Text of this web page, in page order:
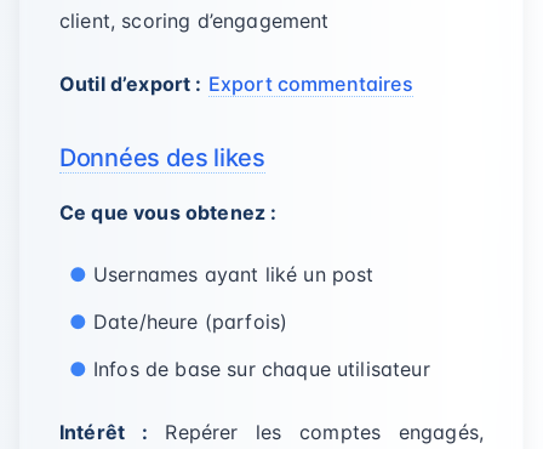
client, scoring d’engagement
Outil d’export : Export commentaires
Données des likes
Ce que vous obtenez :
Usernames ayant liké un post
Date/heure (parfois)
Infos de base sur chaque utilisateur
Intérêt : Repérer les comptes engagés,